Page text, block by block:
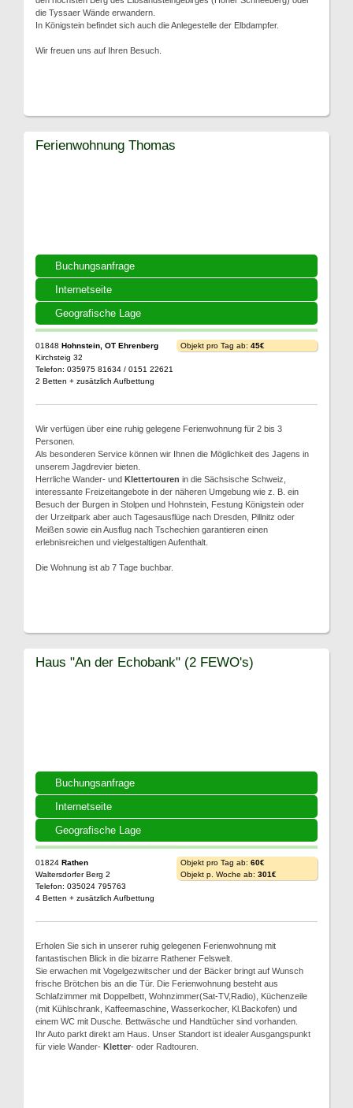
die Tyssaer Wände erwandern.
In Königstein befindet sich auch die Anlegestelle der Elbdampfer.
Wir freuen uns auf Ihren Besuch.
Buchungsanfrage
Internetseite
Geografische Lage
Ferienwohnung Thomas
01848 Hohnstein, OT Ehrenberg
Kirchsteig 32
Telefon: 035975 81634 / 0151 22621
2 Betten + zusätzlich Aufbettung
Objekt pro Tag ab: 45€
Wir verfügen über eine ruhig gelegene Ferienwohnung für 2 bis 3
Personen.
Als besonderen Service können wir Ihnen die Möglichkeit des Jagens in
unserem Jagdrevier bieten.
Herrliche Wander- und Klettertouren in die Sächsische Schweiz,
interessante Freizeitangebote in der näheren Umgebung wie z. B. ein
Besuch der Burgen in Stolpen und Hohnstein, Festung Königstein oder
der Urzeitpark aber auch Tagesausflüge nach Dresden, Pillnitz oder
Meißen sowie ein Ausflug nach Tschechien garantieren einen
erlebnisreichen und vielgestaltigen Aufenthalt.
Die Wohnung ist ab 7 Tage buchbar.
Buchungsanfrage
Internetseite
Geografische Lage
Haus "An der Echobank" (2 FEWO's)
01824 Rathen
Waltersdorfer Berg 2
Telefon: 035024 795763
4 Betten + zusätzlich Aufbettung
Objekt pro Tag ab: 60€
Objekt p. Woche ab: 301€
Erholen Sie sich in unserer ruhig gelegenen Ferienwohnung mit
fantastischen Blick in die bizarre Rathener Felswelt.
Sie erwachen mit Vogelgezwitscher und der Bäcker bringt auf Wunsch
frische Brötchen bis an die Tür. Die Ferienwohnung besteht aus
Schlafzimmer mit Doppelbett, Wohnzimmer(Sat-TV,Radio), Küchenzeile
(mit Kühlschrank, Kaffeemaschine, Wasserkocher, Kl.Backofen) und
einem WC mit Dusche. Bettwäsche und Handtücher sind vorhanden.
Ihr Auto parkt direkt am Haus. Unser Standort ist idealer Ausgangspunkt
für viele Wander- Kletter- oder Radtouren.